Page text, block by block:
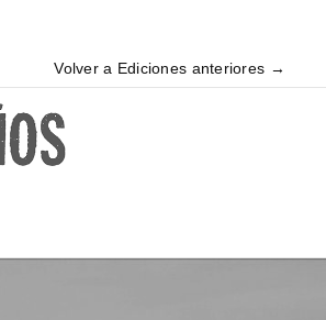
Volver a Ediciones anteriores →